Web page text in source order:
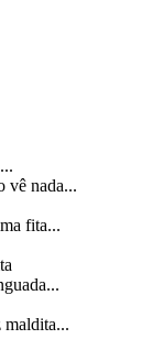
vê nada...
fita...
maldita...